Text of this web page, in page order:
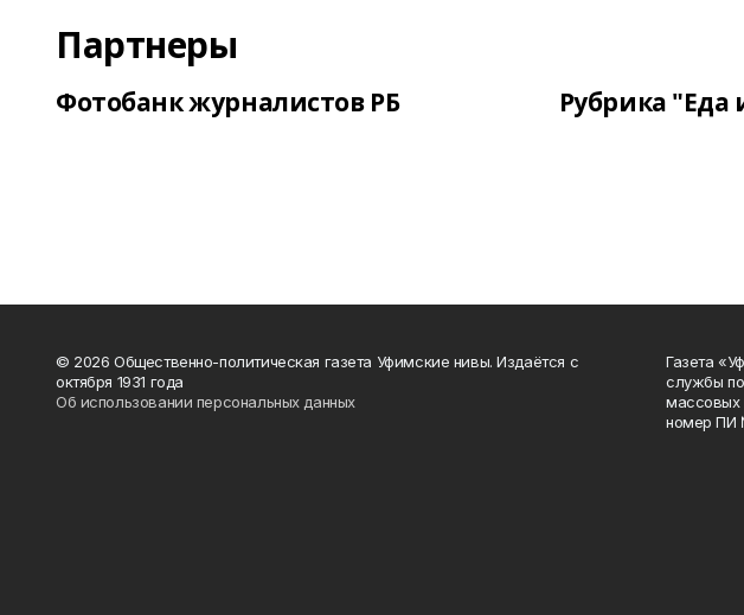
Партнеры
Фотобанк журналистов РБ Рубрика "Еда
© 2026 Общественно-политическая газета Уфимские нивы. Издаётся с
октября 1931 года
Об использовании персональных данных
Газета
службы
массовых
номер ПИ